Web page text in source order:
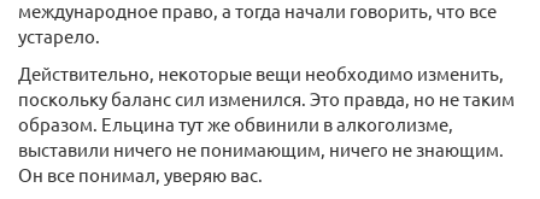
международное право, а тогда начали говорить, что все
устарело.
Действительно, некоторые вещи необходимо изменить,
поскольку баланс сил изменился. Это правда, но не таким
образом. Ельцина тут же обвинили в алкоголизме,
выставили ничего не понимающим, ничего не знающим.
Он все понимал, уверяю вас.